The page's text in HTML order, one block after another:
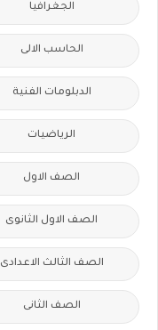
الجغرافيا
الحاسب الالى
الدبلومات الفنية
الرياضيات
الصف الاول
الصف الاول الثانوى
الصف الثالث الاعدادى
الصف الثانى